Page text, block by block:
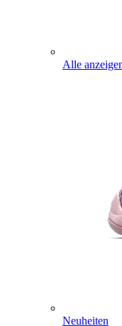
Alle
Neuheiten